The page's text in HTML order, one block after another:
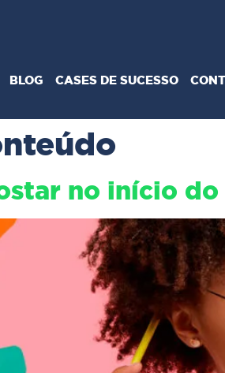
BLOG CASES DE SUCESSO
no início do